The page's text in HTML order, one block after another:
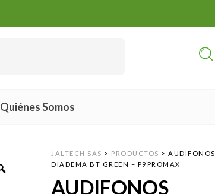
Quiénes Somos
JALTECH SAS > PRODUCTOS >AUDIFONOS
DIADEMA BT GREEN – P9PROMAX
AUDIFONOS